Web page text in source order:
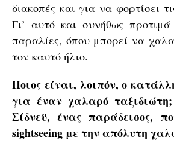
διακοπές και για να φορτίσει
Γι’ αυτό και συνήθως
παραλίες, όπου μπορεί να
τον καυτό ήλιο.
Ποιος είναι, λοιπόν, ο
για έναν χαλαρό
Σίδνεϋ, ένας παράδεισος,
sightseeing με την απόλυτη